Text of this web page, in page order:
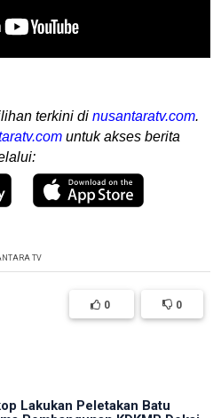
terkini di nusantaratv.com.
untuk akses berita
TV
0 0
Lakukan Peletakan Batu